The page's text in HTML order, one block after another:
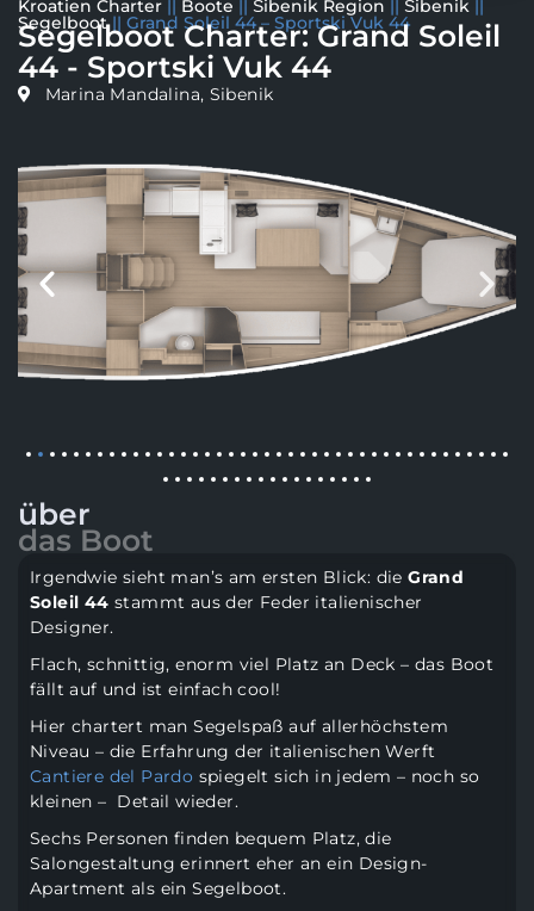
Kroatien Charter || Boote || Šibenik Region || Šibenik ||
Segelboot|| Grand Soleil 44 – Sportski Vuk 44
Segelboot Charter: Grand Soleil
44 - Sportski Vuk 44
Marina Mandalina, Sibenik
über
das Boot
Irgendwie sieht man’s am ersten Blick: dieGrand
Soleil 44 stammt aus der Feder italienischer
Designer.
Flach, schnittig, enorm viel Platz an Deck – das Boot
fällt auf und ist einfach cool!
Hier chartert man Segelspaß auf allerhöchstem
Niveau – die Erfahrung der italienischen Werft
Cantiere del Pardo spiegelt sich in jedem – noch so
kleinen – Detail wieder.
Sechs Personen finden bequem Platz, die
Salongestaltung erinnert eher an ein Design-
Apartment als ein Segelboot.